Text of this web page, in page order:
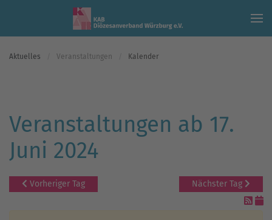
Skip to main content
Aktuelles Veranstaltungen Kalender
Veranstaltungen ab 17.
Juni 2024
Vorheriger Tag Nächster Tag